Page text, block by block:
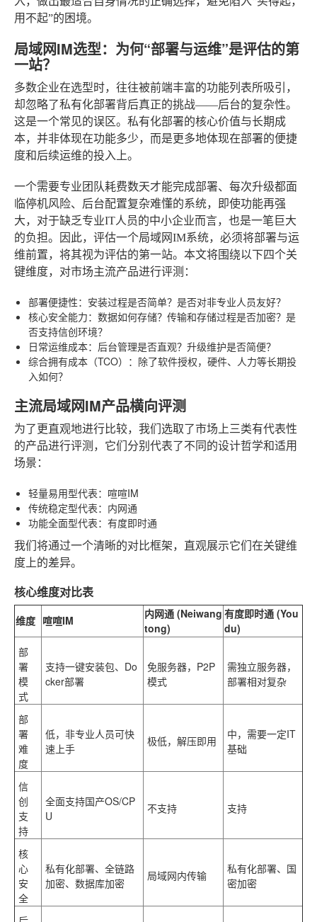
用不起”的困境。
局域网IM选型：为何“部署与运维”是评估的第
一站？
多数企业在选型时，往往被前端丰富的功能列表所吸引，
却忽略了私有化部署背后真正的挑战——后台的复杂性。
这是一个常见的误区。私有化部署的核心价值与长期成
本，并非体现在功能多少，而是更多地体现在部署的便捷
度和后续运维的投入上。
一个需要专业团队耗费数天才能完成部署、每次升级都面
临停机风险、后台配置复杂难懂的系统，即使功能再强
大，对于缺乏专业IT人员的中小企业而言，也是一笔巨大
的负担。因此，评估一个局域网IM系统，必须将部署与运
维前置，将其视为评估的第一站。本文将围绕以下四个关
键维度，对市场主流产品进行评测：
部署便捷性：安装过程是否简单？是否对非专业人员友好？
核心安全能力：数据如何存储？传输和存储过程是否加密？是
否支持信创环境？
日常运维成本：后台管理是否直观？升级维护是否简便？
综合拥有成本（TCO） ：除了软件授权，硬件、人力等长期投
入如何？
主流局域网IM产品横向评测
为了更直观地进行比较，我们选取了市场上三类有代表性
的产品进行评测，它们分别代表了不同的设计哲学和适用
场景：
轻量易用型代表：喧喧IM
传统稳定型代表：内网通
功能全面型代表：有度即时通
我们将通过一个清晰的对比框架，直观展示它们在关键维
度上的差异。
核心维度对比表
维度 喧喧IM
内网通 (Neiwang
tong)
有度即时通 (You
du)
部
署
模
式
支持一键安装包、Do
cker部署
免服务器，P2P
模式
需独立服务器，
部署相对复杂
部
署
难
度
低，非专业人员可快
速上手
极低，解压即用
中，需要一定IT
基础
信
创
支
持
全面支持国产OS/CP
U
不支持 支持
核
心
安
全
私有化部署、全链路
加密、数据库加密
局域网内传输
私有化部署、国
密加密